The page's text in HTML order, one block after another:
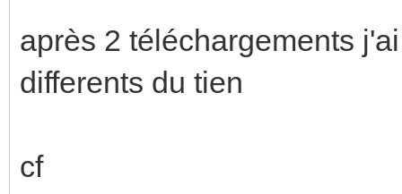
après 2 téléchargements
differents du tien
cf